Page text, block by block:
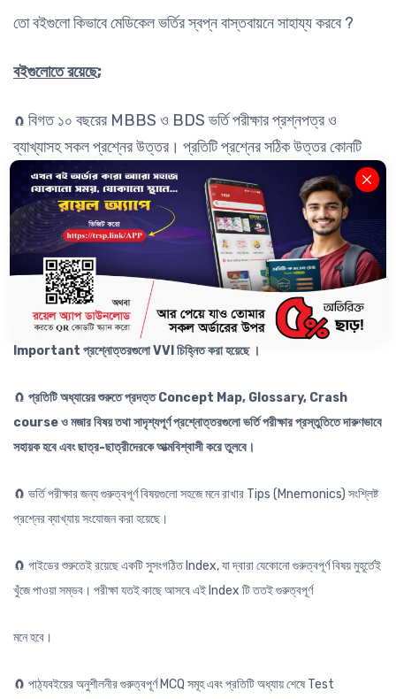
তো বইগুলো কিভাবে মেডিকেল ভর্তির স্বপ্ন বাস্তবায়নে সাহায্য করবে ?
বইগুলোতে রয়েছে;
🧲 বিগত ১০ বছরের MBBS ও BDS ভর্তি পরীক্ষার প্রশ্নপত্র ও
ব্যাখ্যাসহ সকল প্রশ্নের উত্তর। প্রতিটি প্রশ্নের সঠিক উত্তর কোনটি
হবে, কেন হবে; কোনটি উত্তর হবে না, কেন হবে না- তা ব্যাখ্যা সহকারে বুঝিয়ে
দেওয়া হয়েছে। এছাড়াও Latest ৩ বছরের AFMC ভর্তি পরীক্ষার
প্রশ্নপত্র ও উত্তর সংযোজন করা হয়েছে।
🧲পাঠ্যবইয়ের প্রতিটি অধ্যায়ের গুরুত্বপূর্ণ MCQ সমূহ ও উত্তর ব্যাখ্যা সহকারে উল্লেখ করা
হয়েছে; যার মধ্যে বিগত ৩৪ বছরের MBBS ভর্তি পরীক্ষার প্রশ্নোত্তরও অন্তর্ভূক্ত রয়েছে।
কোন সালে কোন প্রশ্ন এসেছে তা সাল সহ উল্লেখ করা হয়েছে। আসন্ন ভর্তি পরীক্ষার জন্য
Important প্রশ্নোত্তরগুলো VVI চিহ্নিত করা হয়েছে ।
🧲 প্রতিটি অধ্যায়ের শুরুতে প্রদত্ত Concept Map, Glossary, Crash
course ও মজার বিষয় তথা সাদৃশ্যপূর্ণ প্রশ্নোত্তরগুলো ভর্তি পরীক্ষার প্রস্তুতিতে দারুণভাবে
সহায়ক হবে এবং ছাত্র-ছাত্রীদেরকে আত্মবিশ্বাসী করে তুলবে।
🧲 ভর্তি পরীক্ষার জন্য গুরুত্বপূর্ণ বিষয়গুলো সহজে মনে রাখার Tips (Mnemonics) সংশ্লিষ্ট
প্রশ্নের ব্যাখ্যায় সংযোজন করা হয়েছে।
🧲 গাইডের শুরুতেই রয়েছে একটি সুসংগঠিত Index, যা দ্বারা যেকোনো গুরুত্বপূর্ণ বিষয় মুহূর্তেই
খুঁজে পাওয়া সম্ভব। পরীক্ষা যতই কাছে আসবে এই Index টি ততই গুরুত্বপূর্ণ
মনে হবে।
🧲 পাঠ্যবইয়ের অনুশীলনীর গুরুত্বপূর্ণ MCQ সমূহ এবং প্রতিটি অধ্যায় শেষে Test